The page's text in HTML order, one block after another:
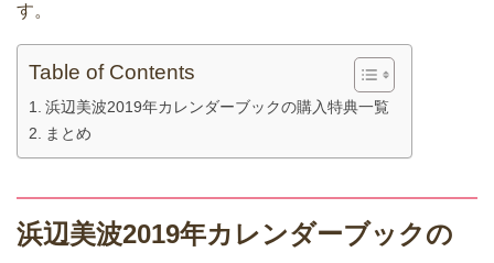
す。
Table of Contents
浜辺美波2019年カレンダーブックの購入特典一覧
まとめ
浜辺美波2019年カレンダーブックの